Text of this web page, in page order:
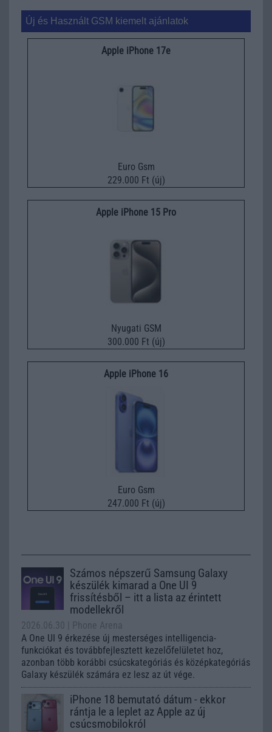
Új és Használt GSM kiemelt ajánlatok
Apple iPhone 17e
Euro Gsm
229.000 Ft (új)
Apple iPhone 15 Pro
Nyugati GSM
300.000 Ft (új)
Apple iPhone 16
Euro Gsm
247.000 Ft (új)
Számos népszerű Samsung Galaxy
készülék kimarad a One UI 9
frissítésből – itt a lista az érintett
modellekről
2026.06.30
| Phone Arena
A One UI 9 érkezése új mesterséges intelligencia-
funkciókat és továbbfejlesztett kezelőfelületet hoz,
azonban több korábbi csúcskategóriás és középkategóriás
Galaxy készülék számára ez lesz az út vége.
iPhone 18 bemutató dátum - ekkor
rántja le a leplet az Apple az új
csúcsmobilokról